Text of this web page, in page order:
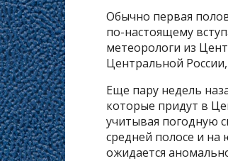
Обычно первая
по-настоящему
метеорологи из
Центральной
Еще пару недель
которые придут в
учитывая погодную
средней полосе и на
ожидается